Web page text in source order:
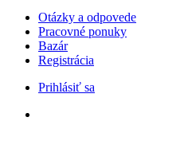
Otázky a odpovede
Pracovné ponuky
Bazár
Registrácia
Prihlásiť sa